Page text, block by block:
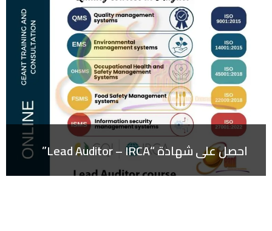
احصل على شهادة “Lead Auditor – IRCA”